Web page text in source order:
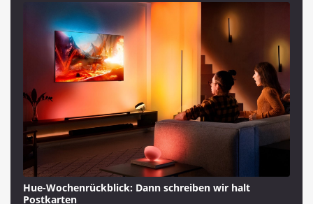
Hue-Wochenrückblick: Dann schreiben wir halt
Postkarten